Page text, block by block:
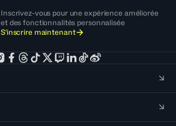
Inscrivez-vous pour une expérience améliorée
et des fonctionnalités personnalisée
S'inscrire maintenant